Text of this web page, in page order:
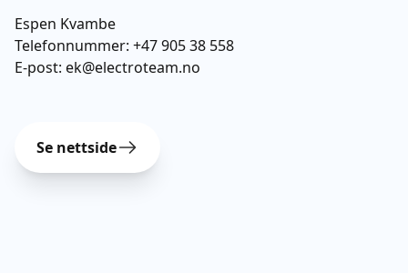
Espen Kvambe
Telefonnummer: +47 905 38 558
E-post: ek@electroteam.no
Se nettside